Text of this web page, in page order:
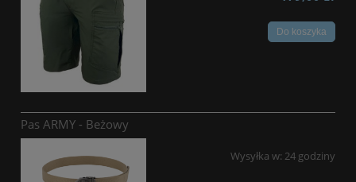
Do koszyka
Pas ARMY - Beżowy
Wysyłka w: 24 godziny